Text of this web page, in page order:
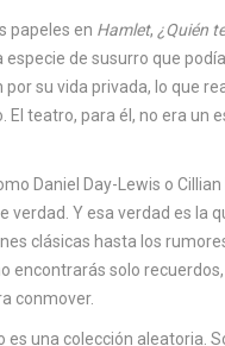
papeles en Hamlet, ¿Quién
de susurro que
su vida privada, lo que
teatro, para él, no era un
Daniel Day-Lewis o
verdad. Y esa verdad es la
clásicas hasta los
encontrarás solo
conmover.
es una colección aleatoria.